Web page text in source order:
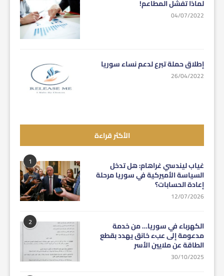
لماذا تفشل المطاعم!
04/07/2022
إطلاق حملة تبرع لدعم نساء سوريا
26/04/2022
الأكثر قراءة
1 غياب ليندسي غراهام: هل تدخل
السياسة الأميركية في سوريا مرحلة
إعادة الحسابات؟
12/07/2026
2 الكهرباء في سوريا… من خدمة
مدعومة إلى عبء خانق يهدد بقطع
الطاقة عن ملايين الأسر
30/10/2025